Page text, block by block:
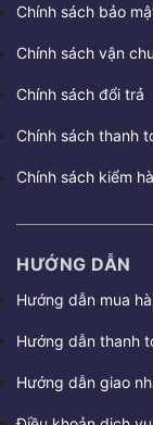
Chính sách bảo
Chính sách vận
Chính sách đổi trả
Chính sách thanh
Chính sách kiểm
HƯỚNG DẪN
Hướng dẫn mua
Hướng dẫn thanh
Hướng dẫn giao